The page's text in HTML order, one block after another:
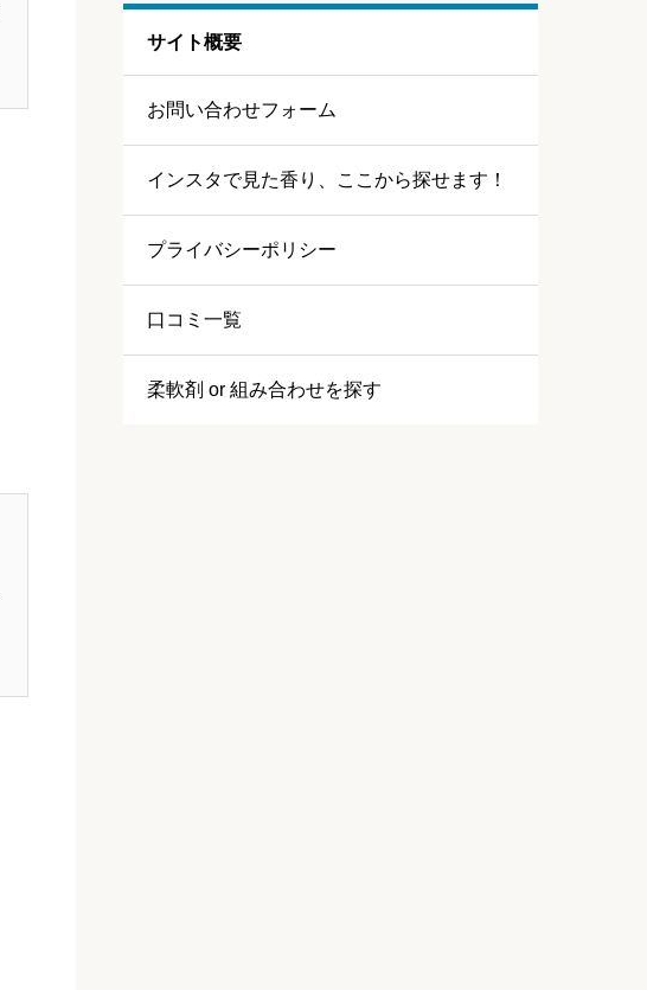
サイト概要
お問い合わせフォーム
インスタで見た香り、ここから探せます！
プライバシーポリシー
口コミ一覧
柔軟剤 or 組み合わせを探す